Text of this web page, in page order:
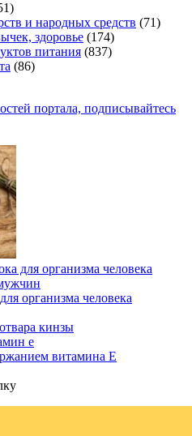
и народных средств (71)
здоровье (174)
питания (837)
(86)
портала, подписывайтесь
для организма человека
организма человека
кинзы
витамина Е